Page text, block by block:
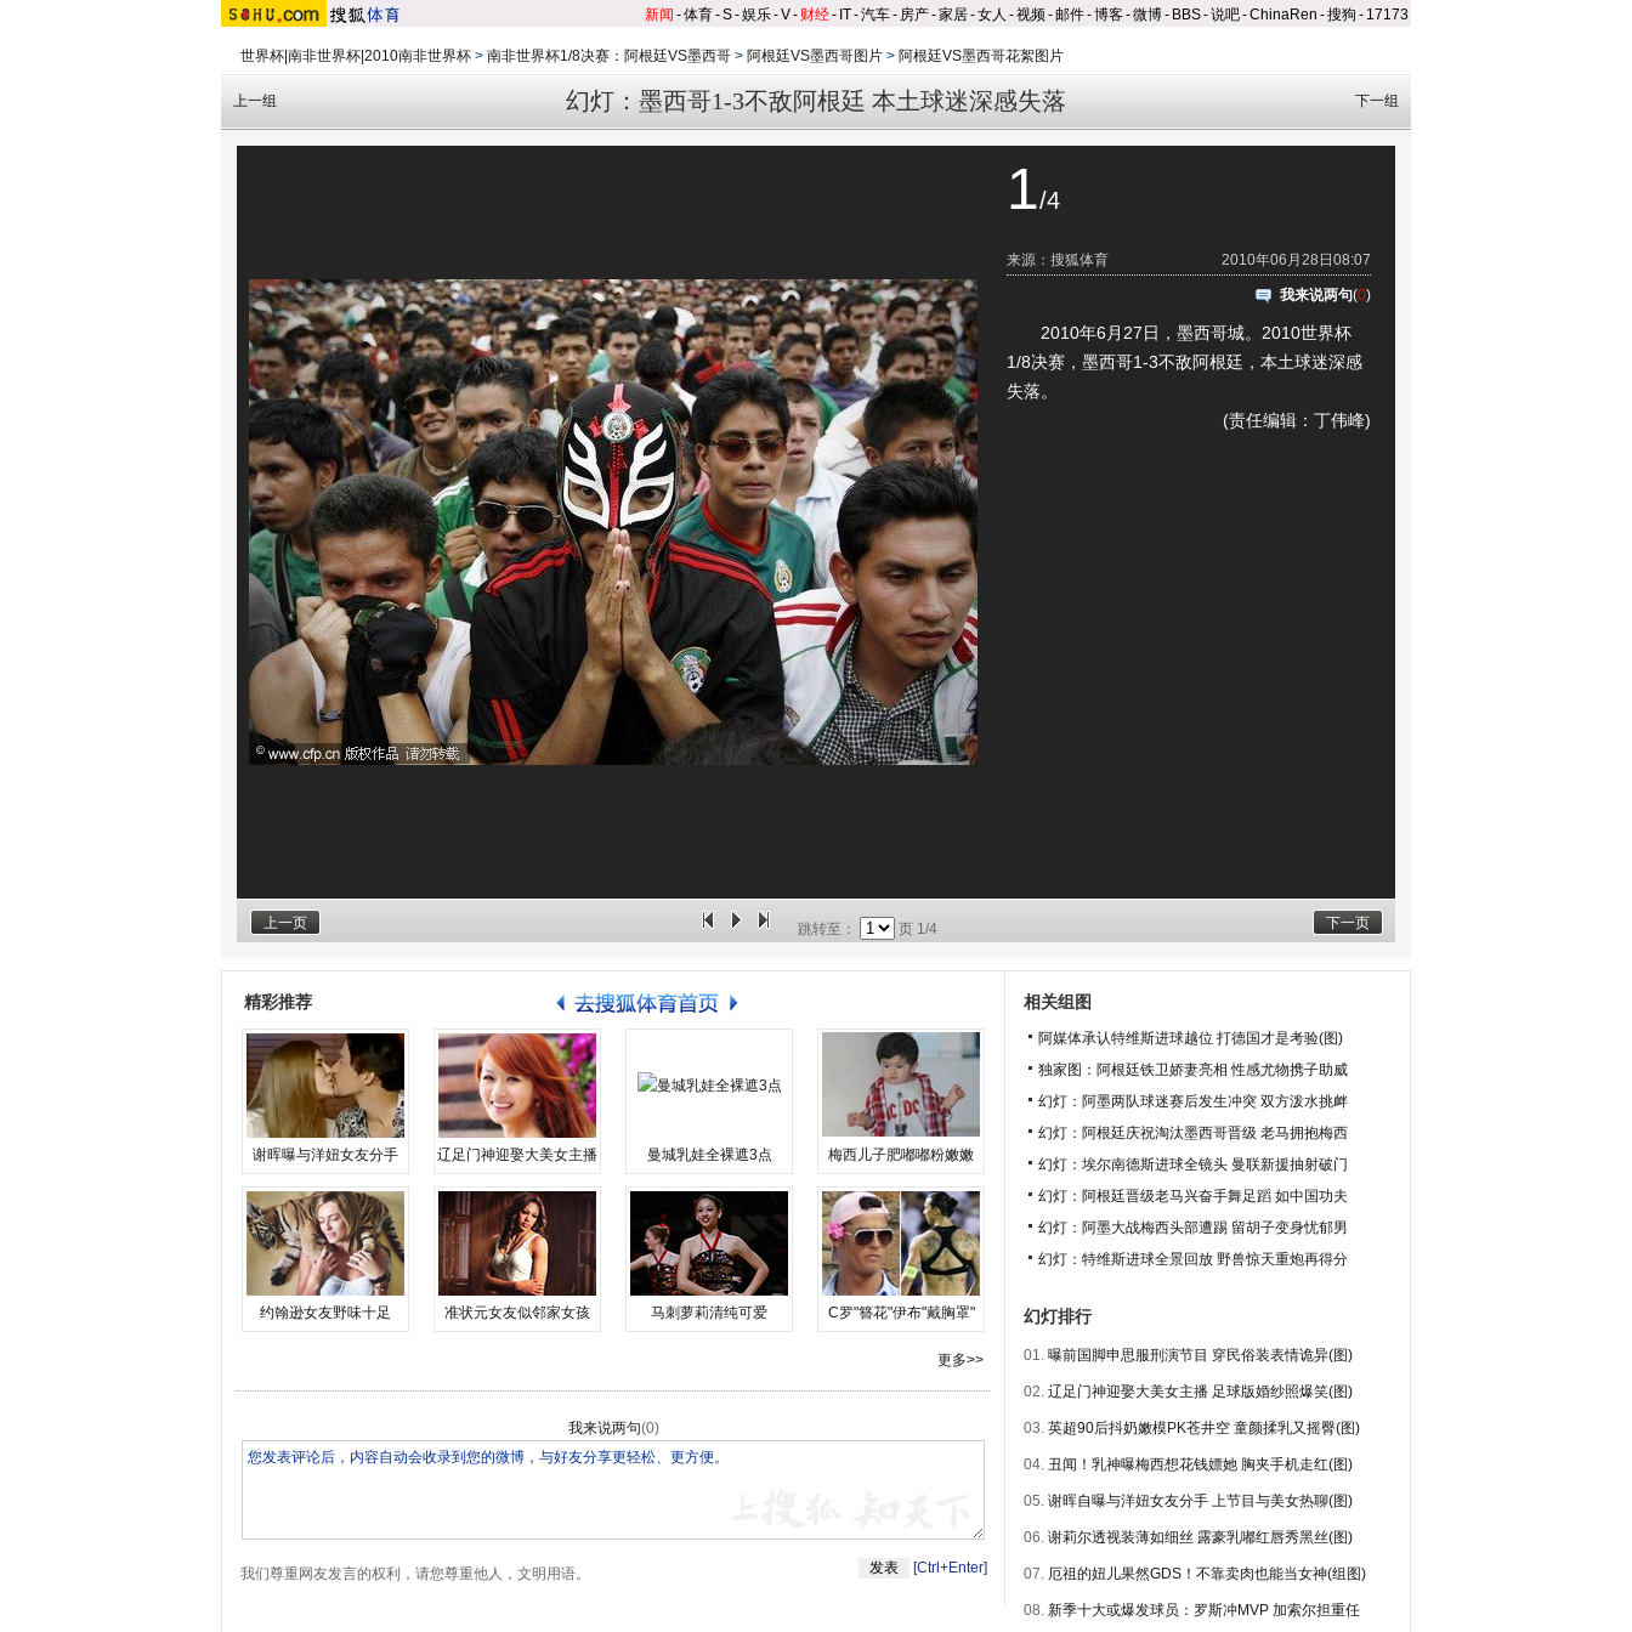
新闻 -体育-S-娱乐-V- 财经- IT-汽车- 房产-家居-女人 -视频-邮件-博客-微博- BBS-说吧-ChinaRen -搜狗 - 17173
世界杯|南非世界杯|2010南非世界杯 > 南非世界杯1/8决赛：阿根廷VS墨西哥 > 阿根廷VS墨西哥图片 > 阿根廷VS墨西哥花絮图片
幻灯：墨西哥1-3不敌阿根廷 本土球迷深感失落
上一组 下一组
1/4
2010年06月28日08:07
来源：搜狐体育
我来说两句(0)
2010年6月27日，墨西哥城。2010世界杯
1/8决赛，墨西哥1-3不敌阿根廷，本土球迷深感
失落。
(责任编辑：丁伟峰)
上一页 下一页
跳转至： 页 1/4
精彩推荐
谢晖曝与洋妞女友分手 辽足门神迎娶大美女主播 曼城乳娃全裸遮3点 梅西儿子肥嘟嘟粉嫩嫩
约翰逊女友野味十足 准状元女友似邻家女孩 马刺萝莉清纯可爱 C罗"簪花"伊布"戴胸罩"
更多>>
我来说两句(0)
我们尊重网友发言的权利，请您尊重他人，文明用语。 [Ctrl+Enter]
相关组图
阿媒体承认特维斯进球越位 打德国才是考验(图)
独家图：阿根廷铁卫娇妻亮相 性感尤物携子助威
幻灯：阿墨两队球迷赛后发生冲突 双方泼水挑衅
幻灯：阿根廷庆祝淘汰墨西哥晋级 老马拥抱梅西
幻灯：埃尔南德斯进球全镜头 曼联新援抽射破门
幻灯：阿根廷晋级老马兴奋手舞足蹈 如中国功夫
幻灯：阿墨大战梅西头部遭踢 留胡子变身忧郁男
幻灯：特维斯进球全景回放 野兽惊天重炮再得分
幻灯排行
01. 曝前国脚申思服刑演节目 穿民俗装表情诡异(图)
02. 辽足门神迎娶大美女主播 足球版婚纱照爆笑(图)
03. 英超90后抖奶嫩模PK苍井空 童颜揉乳又摇臀(图)
04. 丑闻！乳神曝梅西想花钱嫖她 胸夹手机走红(图)
05. 谢晖自曝与洋妞女友分手 上节目与美女热聊(图)
06. 谢莉尔透视装薄如细丝 露豪乳嘟红唇秀黑丝(图)
07. 厄祖的妞儿果然GDS！不靠卖肉也能当女神(组图)
08. 新季十大或爆发球员：罗斯冲MVP 加索尔担重任